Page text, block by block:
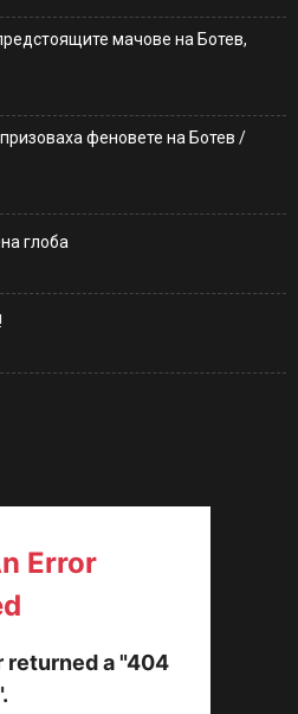
мачове на Ботев,
феновете на Ботев /
глоба